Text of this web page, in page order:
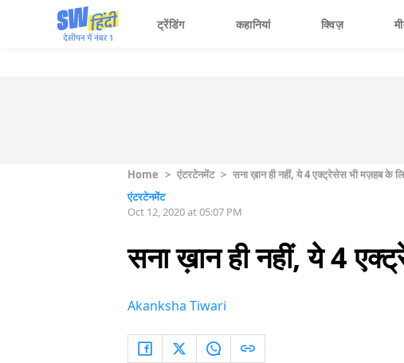
ट्रेंडिंग कहानियां क्विज़
Home > एंटरटेनमेंट > सना ख़ान ही नहीं, ये 4 एक्ट्रेसेस भी मज़हब के
एंटरटेनमेंट
Oct 12, 2020 at 05:07 PM
सना ख़ान ही नहीं, ये 4
Akanksha Tiwari